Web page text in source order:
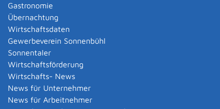
Gastronomie
Übernachtung
Wirtschaftsdaten
Gewerbeverein Sonnenbühl
Sonnentaler
Wirtschaftsförderung
Wirtschafts- News
News für Unternehmer
News für Arbeitnehmer
Austausch des Filtermaterials der Filterkessel
Zuschlag wurde an die Fa. Eliquo KG Stulz GmbH aus
Grafenhausen erteilt.
||
Datenschutz|